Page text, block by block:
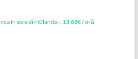
în sere din Olanda – 13,68€ / oră